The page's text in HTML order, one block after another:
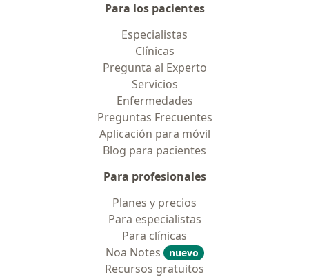
Para los pacientes
Especialistas
Clínicas
Pregunta al Experto
Servicios
Enfermedades
Preguntas Frecuentes
Aplicación para móvil
Blog para pacientes
Para profesionales
Planes y precios
Para especialistas
Para clínicas
Noa Notes
nuevo
Recursos gratuitos